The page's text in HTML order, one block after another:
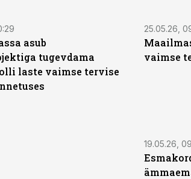
asub
tugevdama
laste vaimse tervise
25.05.26,
vaimse
19.05.26,